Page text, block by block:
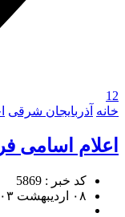
12
خانه آذربایجان شرقی
اعلام اسامی
کد خبر : 5869
۰۸ اردیبهشت ۱۴۰۳ - ۱۳:۴۰